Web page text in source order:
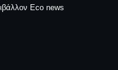
Eco news